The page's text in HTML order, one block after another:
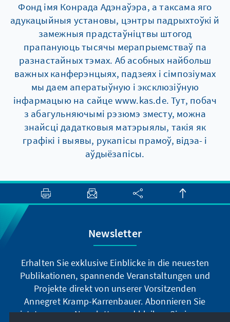
Фонд імя Конрада Адэнаўэра, а таксама яго
адукацыйныя установы, цэнтры падрыхтоўкі й
замежныя прадстаўніцтвы штогод
прапануюць тысячы мерапрыемстваў па
разнастайных тэмах. Аб асобных найбольш
важных канферэнцыях, падзеях і сімпозіумах
мы даем аператыўную і эксклюзіўную
інфармацыю на сайце www.kas.de. Тут, побач
з абагульняючымі рэзюмэ зместу, можна
знайсці дадатковыя матэрыялы, такія як
графікі і выявы, рукапісы прамоў, відэа- і
аўдыёзапісы.
Newsletter
Erhalten Sie exklusive Einblicke in die neuesten
Publikationen, spannende Veranstaltungen und
Projekte direkt von unserer Vorsitzenden
Annegret Kramp-Karrenbauer. Abonnieren Sie
jetzt unseren Newsletter und bleiben Sie immer